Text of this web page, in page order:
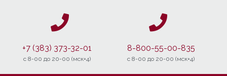
+7 (383) 373-32-01
c 8-00 до 20-00 (мск+4)
8-800-55-00-835
c 8-00 до 20-00 (мск+4)